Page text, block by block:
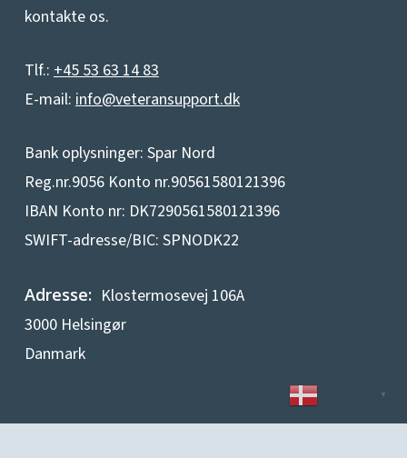
kontakte os.
Tlf.: +45 53 63 14 83
E-mail: info@veteransupport.dk
Bank oplysninger: Spar Nord
Reg.nr.9056 Konto nr.90561580121396
IBAN Konto nr: DK7290561580121396
SWIFT-adresse/BIC: SPNODK22
Adresse: Klostermosevej 106A
3000 Helsingør
Danmark
▼